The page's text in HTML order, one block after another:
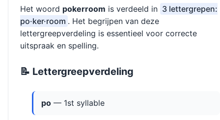
Het woord pokerroom is verdeeld in 3 lettergrepen:
po·ker·room . Het begrijpen van deze
lettergreepverdeling is essentieel voor correcte
uitspraak en spelling.
📝 Lettergreepverdeling
po — 1st syllable